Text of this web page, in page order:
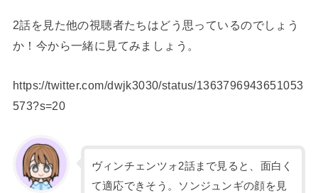
2話を見た他の視聴者たちはどう思っているのでしょう
か！今から一緒に見てみましょう。
https://twitter.com/dwjk3030/status/1363796943651053
573?s=20
ヴィンチェンツォ2話まで見ると、面白く
て適応できそう。ソンジュンギの顔を見